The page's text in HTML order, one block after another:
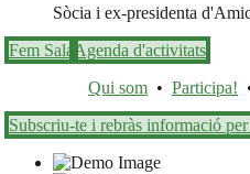
Sòcia i ex-presidenta
Fem Sala Agenda d'activitats
Qui som • Participa!
Subscriu-te i rebràs informació